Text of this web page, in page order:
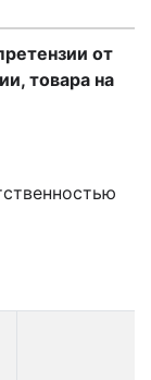
от
товара на